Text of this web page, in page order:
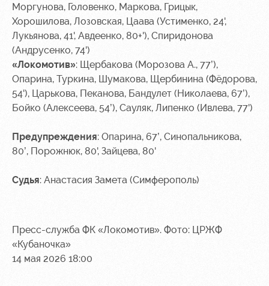
Моргунова, Головенко, Маркова, Грицык,
Хорошилова, Лозовская, Цаава (Устименко, 24',
Лукьянова, 41', Авдеенко, 80+'), Спиридонова
(Андрусенко, 74')
«Локомотив»: Щербакова (Морозова А., 77’),
Опарина, Туркина, Шумакова, Щербинина (Фёдорова,
54'), Царькова, Пеканова, Бандулет (Николаева, 67’),
Бойко (Алексеева, 54’), Сауляк, Липенко (Ивлева, 77')
Предупреждения: Опарина, 67’, Синопальникова,
80’, Порожнюк, 80', Зайцева, 80'
Судья: Анастасия Замета (Симферополь)
Пресс-служба ФК «Локомотив». Фото: ЦРЖФ
«Кубаночка»
14 мая 2026 18:00